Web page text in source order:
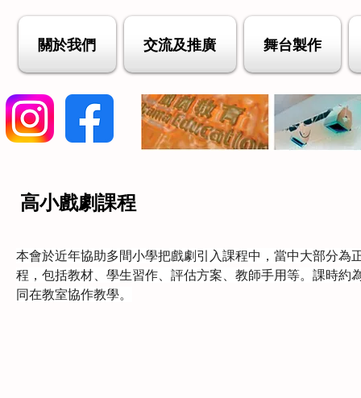
關於我們 交流及推廣 舞台製作
高小戲劇課程
本會於近年協助多間小學把戲劇引入課程中，當中大部分
程，包括教材、學生習作、評估方案、教師手用等。課時
同在教室協作教學。